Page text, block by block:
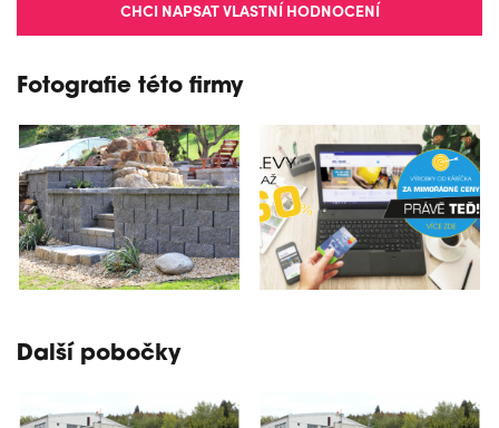
CHCI NAPSAT VLASTNÍ HODNOCENÍ
Fotografie této firmy
Další pobočky